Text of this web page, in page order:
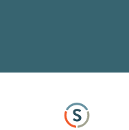
Frauen und Jugend
Stifterverband